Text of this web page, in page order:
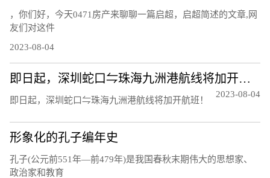
，你们好，今天0471房产来聊聊一篇启超，启超简述的文章,网
友们对这件
2023-08-04
即日起，深圳蛇口⇋珠海九洲港航线将加开航班！
即日起，深圳蛇口⇋珠海九洲港航线将加开航班！
2023-08-04
形象化的孔子编年史
孔子(公元前551年—前479年)是我国春秋末期伟大的思想家、
政治家和教育